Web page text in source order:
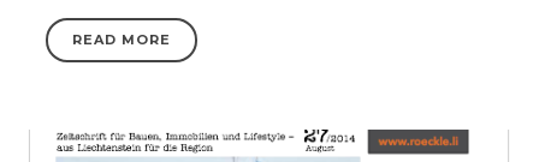
READ MORE